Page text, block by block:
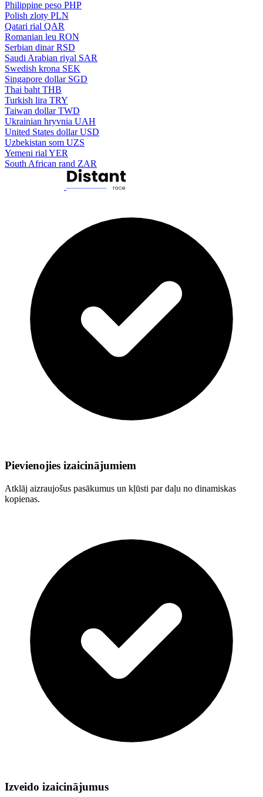
Philippine peso PHP
Polish zloty PLN
Qatari rial QAR
Romanian leu RON
Serbian dinar RSD
Saudi Arabian riyal SAR
Swedish krona SEK
Singapore dollar SGD
Thai baht THB
Turkish lira TRY
Taiwan dollar TWD
Ukrainian hryvnia UAH
United States dollar USD
Uzbekistan som UZS
Yemeni rial YER
South African rand ZAR
Pievienojies izaicinājumiem
Atklāj aizraujošus pasākumus un kļūsti par daļu no dinamiskas
kopienas.
Izveido izaicinājumus